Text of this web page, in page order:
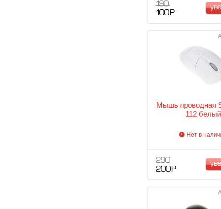
190
100 Р
Мышь проводная
112 белый
Нет в
290
200 Р